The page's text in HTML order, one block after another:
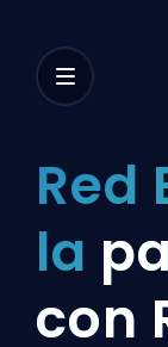
Red
la
con